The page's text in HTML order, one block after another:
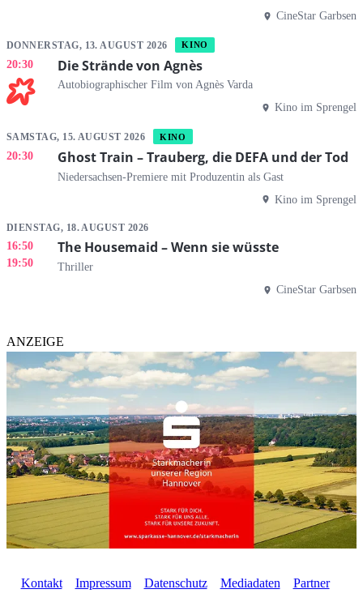
CineStar Garbsen
DONNERSTAG, 13. AUGUST 2026 KINO
20:30 Die Strände von Agnès
Autobiographischer Film von Agnès Varda
Kino im Sprengel
SAMSTAG, 15. AUGUST 2026 KINO
20:30 Ghost Train – Trauberg, die DEFA und der Tod
Niedersachsen-Premiere mit Produzentin als Gast
Kino im Sprengel
DIENSTAG, 18. AUGUST 2026
16:50
19:50
The Housemaid – Wenn sie wüsste
Thriller
CineStar Garbsen
ANZEIGE
Kontakt Impressum Datenschutz Mediadaten Partner